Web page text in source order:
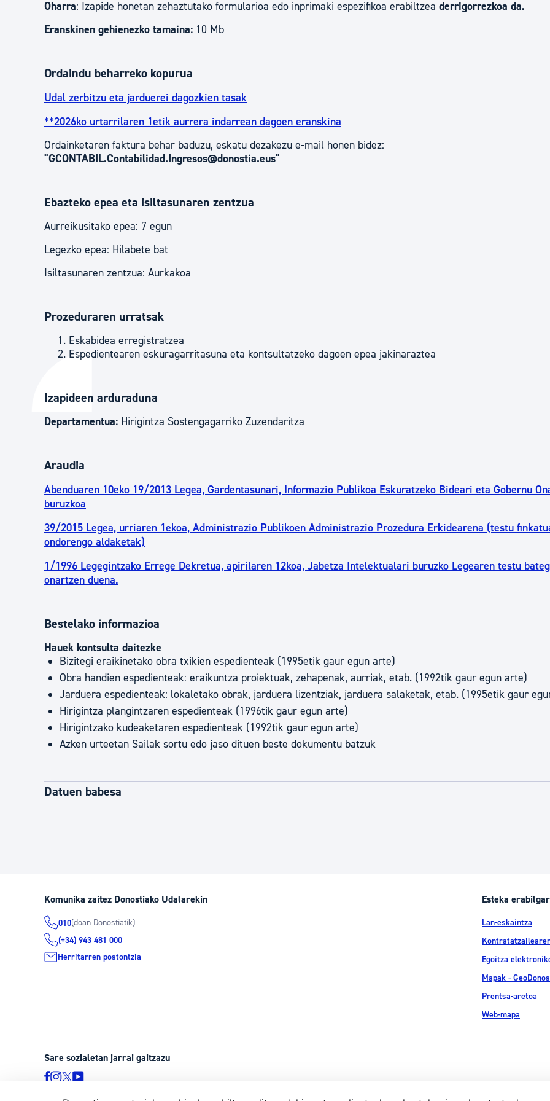
Oharra: Izapide honetan zehaztutako formularioa edo inprimaki espezifikoa erabiltzea derrigorrezkoa da.
Eranskinen gehienezko tamaina: 10 Mb
Ordaindu beharreko kopurua
Udal zerbitzu eta jarduerei dagozkien tasak
**2026ko urtarrilaren 1etik aurrera indarrean dagoen eranskina
Ordainketaren faktura behar baduzu, eskatu dezakezu e-mail honen bidez:
"GCONTABIL.Contabilidad.Ingresos@donostia.eus"
Ebazteko epea eta isiltasunaren zentzua
Aurreikusitako epea: 7 egun
Legezko epea: Hilabete bat
Isiltasunaren zentzua: Aurkakoa
Prozeduraren urratsak
Eskabidea erregistratzea
Espedientearen eskuragarritasuna eta kontsultatzeko dagoen epea jakinaraztea
Izapideen arduraduna
Departamentua: Hirigintza Sostengagarriko Zuzendaritza
Araudia
Abenduaren 10eko 19/2013 Legea, Gardentasunari, Informazio Publikoa Eskuratzeko Bideari eta Gobernu
buruzkoa
39/2015 Legea, urriaren 1ekoa, Administrazio Publikoen Administrazio Prozedura Erkidearena (testu
ondorengo aldaketak)
1/1996 Legegintzako Errege Dekretua, apirilaren 12koa, Jabetza Intelektualari buruzko Legearen testu
onartzen duena.
Bestelako informazioa
Hauek kontsulta daitezke
Bizitegi eraikinetako obra txikien espedienteak (1995etik gaur egun arte)
Obra handien espedienteak: eraikuntza proiektuak, zehapenak, aurriak, etab. (1992tik gaur egun arte)
Jarduera espedienteak: lokaletako obrak, jarduera lizentziak, jarduera salaketak, etab. (1995etik gaur
Hirigintza plangintzaren espedienteak (1996tik gaur egun arte)
Hirigintzako kudeaketaren espedienteak (1992tik gaur egun arte)
Azken urteetan Sailak sortu edo jaso dituen beste dokumentu batzuk
Datuen babesa
Komunika zaitez Donostiako Udalarekin
010(doan Donostiatik)
(+34) 943 481 000
Herritarren postontzia
Esteka
Lan-eskaintza
Egoitza
Mapak -
Prentsa-aretoa
Web-mapa
Sare sozialetan jarrai gaitzazu